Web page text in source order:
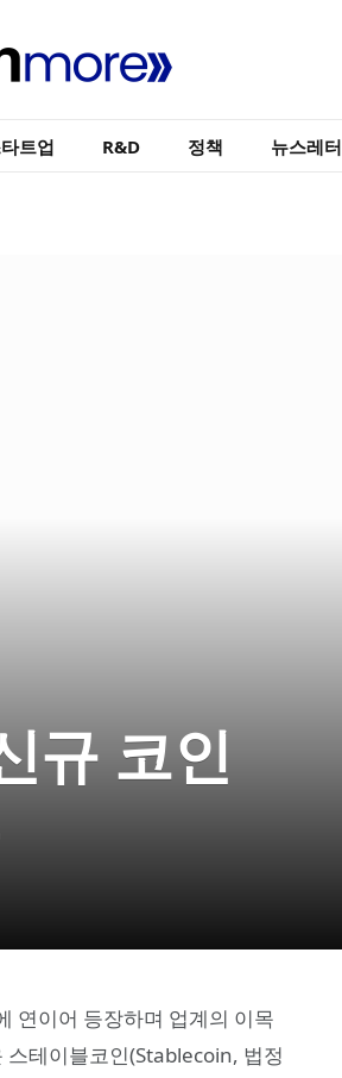
트업 R&D 정책 뉴스레터
규 코인
연이어 등장하며 업계의 이목
테이블코인(Stablecoin, 법정